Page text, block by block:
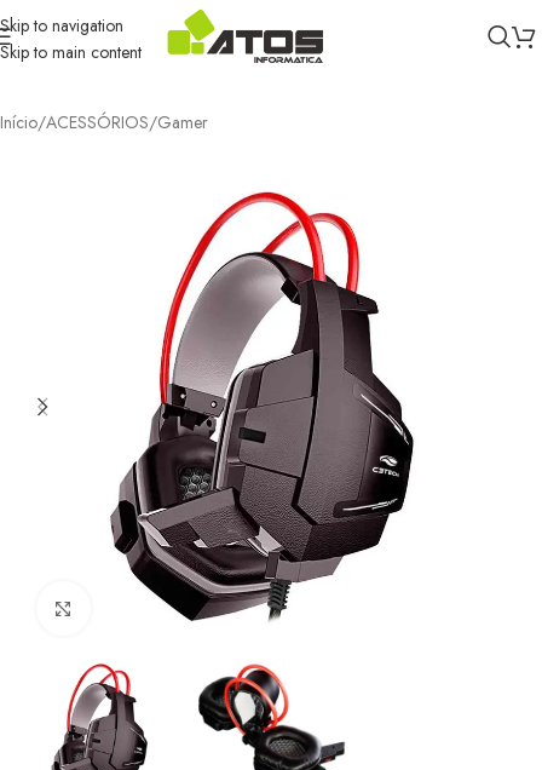
Skip to navigation
Skip to main content
Início/ACESSÓRIOS/Gamer
Clique para ampliar